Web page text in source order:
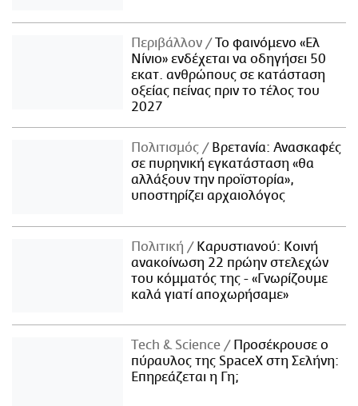
Περιβάλλον
Το φαινόμενο «Ελ
Νίνιο» ενδέχεται να οδηγήσει 50
εκατ. ανθρώπους σε κατάσταση
οξείας πείνας πριν το τέλος του
2027
Πολιτισμός
Βρετανία: Ανασκαφές
σε πυρηνική εγκατάσταση «θα
αλλάξουν την προϊστορία»,
υποστηρίζει αρχαιολόγος
Πολιτική
Καρυστιανού: Κοινή
ανακοίνωση 22 πρώην στελεχών
του κόμματός της - «Γνωρίζουμε
καλά γιατί αποχωρήσαμε»
Τech & Science
Προσέκρουσε ο
πύραυλος της SpaceX στη Σελήνη:
Επηρεάζεται η Γη;